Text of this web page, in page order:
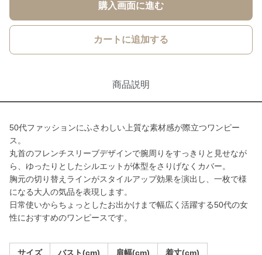
購入画面に進む
カートに追加する
商品説明
50代ファッションにふさわしい上質な素材感が際立つワンピー
ス。
丸首のフレンチスリーブデザインで腕周りをすっきりと見せなが
ら、ゆったりとしたシルエットが体型をさりげなくカバー。
胸元の切り替えラインがスタイルアップ効果を演出し、一枚で様
になる大人の気品を表現します。
日常使いからちょっとしたお出かけまで幅広く活躍する50代の女
性におすすめのワンピースです。
サイズ バスト(cm) 肩幅(cm) 着丈(cm)